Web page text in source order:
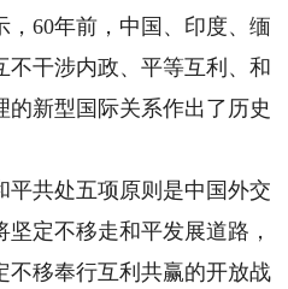
60年前，中国、印度、缅
干涉内政、平等互利、和
新型国际关系作出了历史
共处五项原则是中国外交
定不移走和平发展道路，
不移奉行互利共赢的开放战